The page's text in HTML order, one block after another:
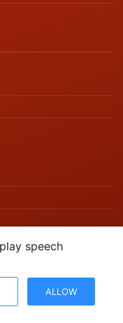
TUBAN
speech
ALLOW